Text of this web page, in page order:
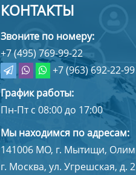
КОНТАКТЫ
Звоните по номеру:
+7 (495) 769-99-22
+7 (963) 692-22-99
График работы:
Пн-Пт с 08:00 до 17:00
Мы находимся по адресам:
141006 МО, г. Мытищи,
г. Москва, ул. Угрешская, д. 2